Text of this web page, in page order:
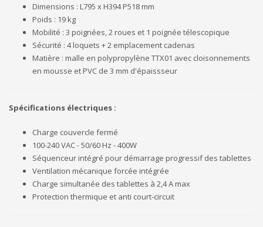
Dimensions : L795 x H394 P518 mm
Poids : 19 kg
Mobilité : 3 poignées, 2 roues et 1 poignée télescopique
Sécurité : 4 loquets + 2 emplacement cadenas
Matière : malle en polypropylène TTX01 avec cloisonnements
en mousse et PVC de 3 mm d'épaissseur
Spécifications électriques :
Charge couvercle fermé
100-240 VAC - 50/60 Hz - 400W
Séquenceur intégré pour démarrage progressif des tablettes
Ventilation mécanique forcée intégrée
Charge simultanée des tablettes à 2,4 A max
Protection thermique et anti court-circuit